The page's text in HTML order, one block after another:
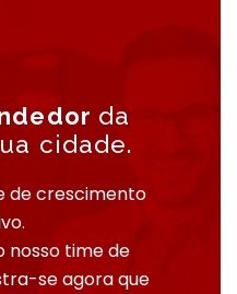
da
cidade.
de crescimento
nosso time de
se agora que